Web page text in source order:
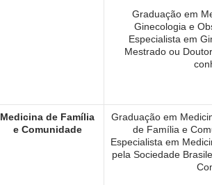
Graduação em
Ginecologia e
Especialista em
Mestrado ou
Medicina de Família
e Comunidade
Graduação em
de Família e
Especialista em
pela Sociedade